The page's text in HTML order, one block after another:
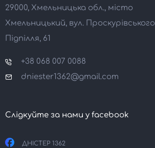
29000, Хмельницька обл., місто
Хмельницький, вул. Проскурівського
Підпілля, 61
+38 068 007 0088
dniester1362@gmail.com
Слідкуйте за нами у facebook
ДНІСТЕР 1362